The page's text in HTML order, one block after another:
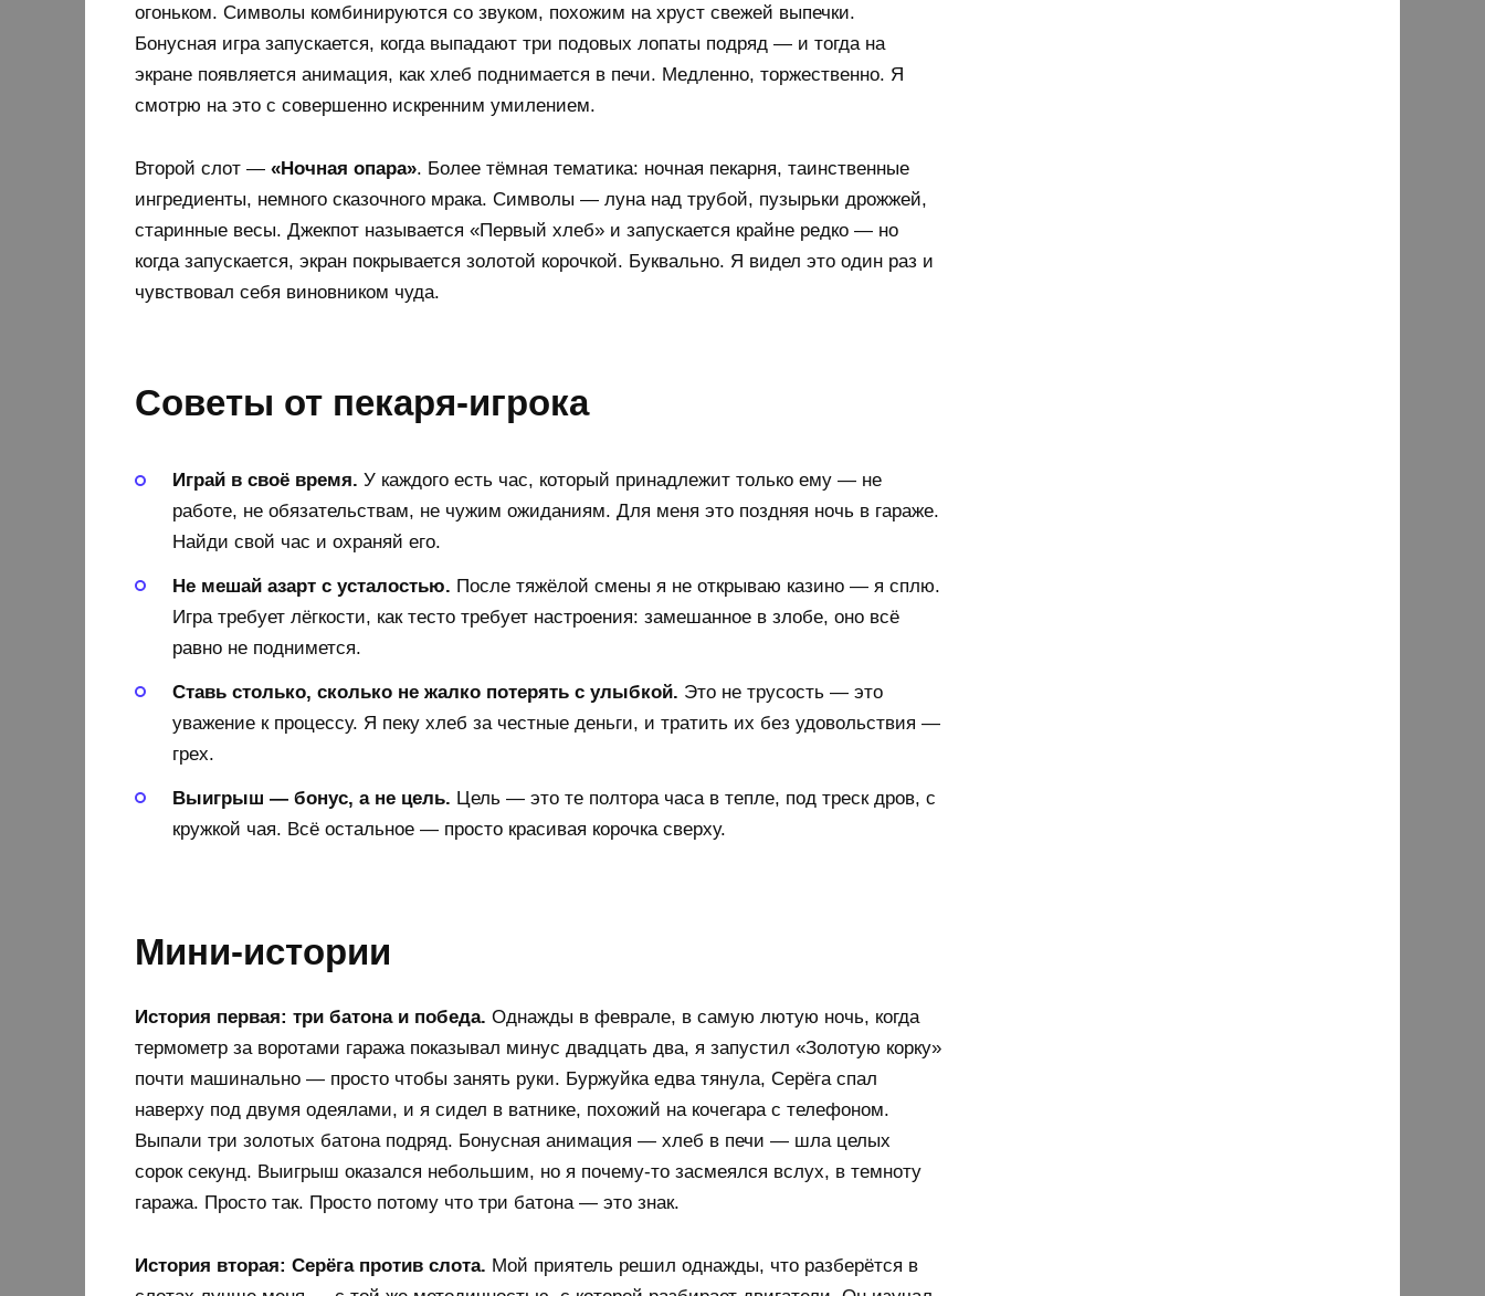
огоньком. Символы комбинируются со звуком, похожим на хруст свежей выпечки.
Бонусная игра запускается, когда выпадают три подовых лопаты подряд — и тогда на
экране появляется анимация, как хлеб поднимается в печи. Медленно, торжественно. Я
смотрю на это с совершенно искренним умилением.
Второй слот — «Ночная опара». Более тёмная тематика: ночная пекарня, таинственные
ингредиенты, немного сказочного мрака. Символы — луна над трубой, пузырьки дрожжей,
старинные весы. Джекпот называется «Первый хлеб» и запускается крайне редко — но
когда запускается, экран покрывается золотой корочкой. Буквально. Я видел это один раз и
чувствовал себя виновником чуда.
Советы от пекаря-игрока
Играй в своё время. У каждого есть час, который принадлежит только ему — не
работе, не обязательствам, не чужим ожиданиям. Для меня это поздняя ночь в гараже.
Найди свой час и охраняй его.
Не мешай азарт с усталостью. После тяжёлой смены я не открываю казино — я сплю.
Игра требует лёгкости, как тесто требует настроения: замешанное в злобе, оно всё
равно не поднимется.
Ставь столько, сколько не жалко потерять с улыбкой. Это не трусость — это
уважение к процессу. Я пеку хлеб за честные деньги, и тратить их без удовольствия —
грех.
Выигрыш — бонус, а не цель. Цель — это те полтора часа в тепле, под треск дров, с
кружкой чая. Всё остальное — просто красивая корочка сверху.
Мини-истории
История первая: три батона и победа. Однажды в феврале, в самую лютую ночь, когда
термометр за воротами гаража показывал минус двадцать два, я запустил «Золотую корку»
почти машинально — просто чтобы занять руки. Буржуйка едва тянула, Серёга спал
наверху под двумя одеялами, и я сидел в ватнике, похожий на кочегара с телефоном.
Выпали три золотых батона подряд. Бонусная анимация — хлеб в печи — шла целых
сорок секунд. Выигрыш оказался небольшим, но я почему-то засмеялся вслух, в темноту
гаража. Просто так. Просто потому что три батона — это знак.
История вторая: Серёга против слота. Мой приятель решил однажды, что разберётся в